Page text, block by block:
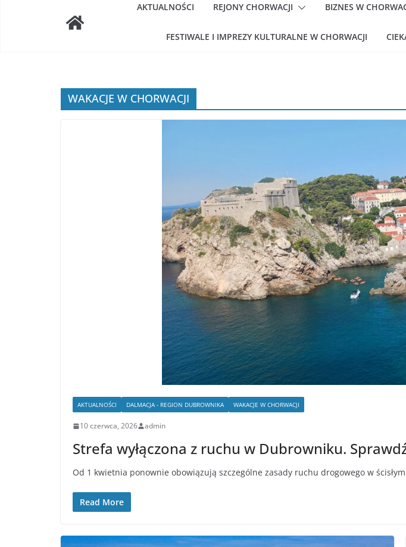
AKTUALNOŚCI REJONY CHORWACJI BIZNES W
FESTIWALE I IMPREZY KULTURALNE W CHORWACJI
WAKACJE W CHORWACJI
AKTUALNOŚCI DALMACJA - REGION DUBROWNIKA WAKACJE W CHORWACJI
10 czerwca, 2026 admin
Strefa wyłączona z ruchu w Dubrowniku.
Od 1 kwietnia ponownie obowiązują szczególne zasady ruchu drogowego w
Read More